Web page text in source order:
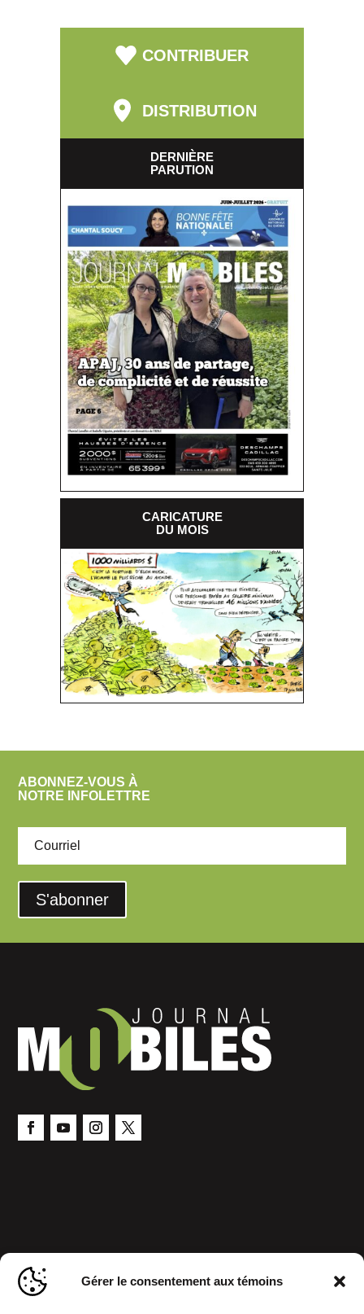
Gérer le consentement aux témoins
CONTRIBUER
DISTRIBUTION
DERNIÈRE
PARUTION
CARICATURE
DU MOIS
ABONNEZ-VOUS À
NOTRE INFOLETTRE
S'abonner